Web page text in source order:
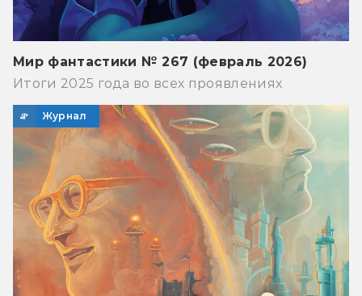
Мир фантастики № 267 (февраль 2026)
Итоги 2025 года во всех проявлениях
Журнал